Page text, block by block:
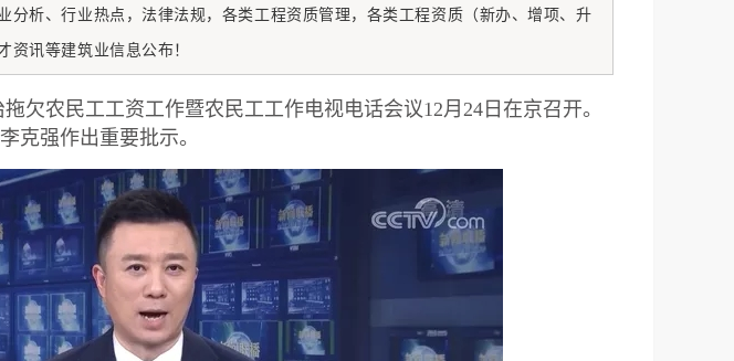
分析、行业热点，法律法规，各类工程资质管理，各类工程资质（新办、增项、升
资讯等建筑业信息公布！
欠农民工工资工作暨农民工工作电视电话会议12月24日在京召开。
克强作出重要批示。